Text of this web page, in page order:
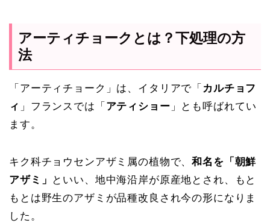
アーティチョークとは？下処理の方
法
「アーティチョーク」は、イタリアで「 カルチョフ
ィ 」フランスでは「 アティショー 」とも呼ばれてい
ます。
キク科チョウセンアザミ属の植物で、和名を「朝鮮
アザミ」
といい、地中海沿岸が原産地とされ、もと
もとは野生のアザミが品種改良され今の形になりま
した。